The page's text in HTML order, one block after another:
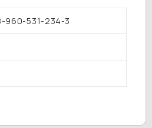
960-531-234-3